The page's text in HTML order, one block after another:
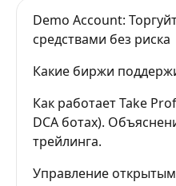
Demo Account:
средствами без риска
Какие биржи
Как работает Take
DCA ботах).
трейлинга.
Управление